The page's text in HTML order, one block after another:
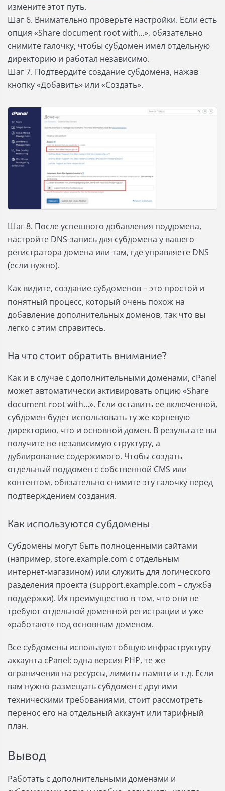
измените этот путь.
Шаг 6. Внимательно проверьте настройки. Если есть
опция «Share document root with…», обязательно
снимите галочку, чтобы субдомен имел отдельную
директорию и работал независимо.
Шаг 7. Подтвердите создание субдомена, нажав
кнопку «Добавить» или «Создать».
Шаг 8. После успешного добавления поддомена,
настройте DNS-запись для субдомена у вашего
регистратора домена или там, где управляете DNS
(если нужно).
Как видите, создание субдоменов – это простой и
понятный процесс, который очень похож на
добавление дополнительных доменов, так что вы
легко с этим справитесь.
На что стоит обратить внимание?
Как и в случае с дополнительными доменами, cPanel
может автоматически активировать опцию «Share
document root with…». Если оставить ее включенной,
субдомен будет использовать ту же корневую
директорию, что и основной домен. В результате вы
получите не независимую структуру, а
дублирование содержимого. Чтобы создать
отдельный поддомен с собственной CMS или
контентом, обязательно снимите эту галочку перед
подтверждением создания.
Как используются субдомены
Субдомены могут быть полноценными сайтами
(например, store.example.com с отдельным
интернет-магазином) или служить для логического
разделения проекта (support.example.com – служба
поддержки). Их преимущество в том, что они не
требуют отдельной доменной регистрации и уже
«работают» под основным доменом.
Все субдомены используют общую инфраструктуру
аккаунта cPanel: одна версия PHP, те же
ограничения на ресурсы, лимиты памяти и т.д. Если
вам нужно размещать субдомен с другими
техническими требованиями, стоит рассмотреть
перенос его на отдельный аккаунт или тарифный
план.
Вывод
Работать с дополнительными доменами и